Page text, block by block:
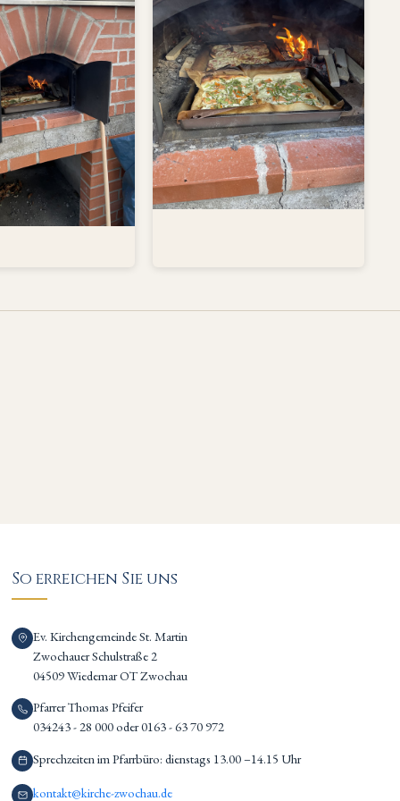
So erreichen Sie uns
Ev. Kirchengemeinde St. Martin
Zwochauer Schulstraße 2
04509 Wiedemar OT Zwochau
Pfarrer Thomas Pfeifer
034243 - 28 000 oder 0163 - 63 70 972
Sprechzeiten im Pfarrbüro: dienstags 13.00 –14.15 Uhr
kontakt@kirche-zwochau.de